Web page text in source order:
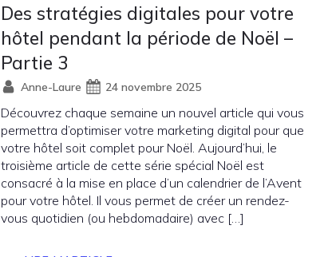
Des stratégies digitales pour votre
hôtel pendant la période de Noël –
Partie 3
Anne-Laure 24 novembre 2025
Découvrez chaque semaine un nouvel article qui vous
permettra d’optimiser votre marketing digital pour que
votre hôtel soit complet pour Noël. Aujourd’hui, le
troisième article de cette série spécial Noël est
consacré à la mise en place d’un calendrier de l’Avent
pour votre hôtel. Il vous permet de créer un rendez-
vous quotidien (ou hebdomadaire) avec […]